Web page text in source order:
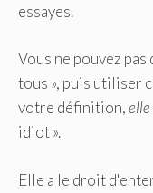
essayes.
Vous ne pouvez pas
tous », puis utiliser
votre définition,elle
idiot ».
Elle a le droit